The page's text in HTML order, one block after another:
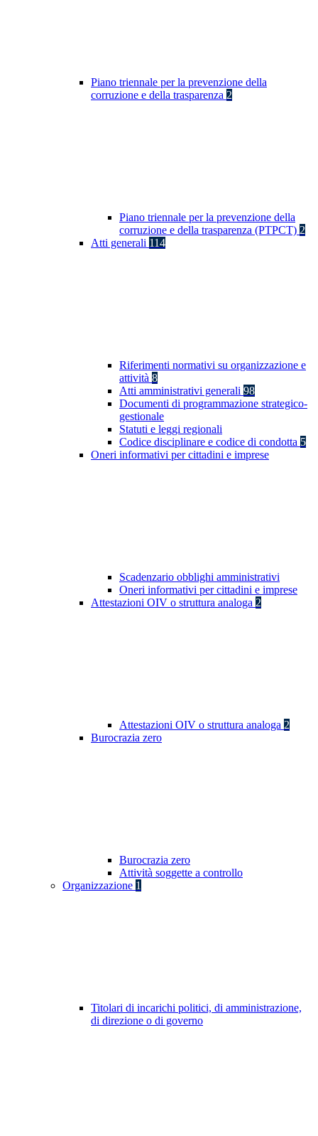
Piano triennale per la prevenzione della
corruzione e della trasparenza 2
Piano triennale per la prevenzione della
corruzione e della trasparenza (PTPCT) 2
Atti generali 114
Riferimenti normativi su organizzazione e
attività 8
Atti amministrativi generali 98
Documenti di programmazione strategico-
gestionale
Statuti e leggi regionali
Codice disciplinare e codice di condotta 5
Oneri informativi per cittadini e imprese
Scadenzario obblighi amministrativi
Oneri informativi per cittadini e imprese
Attestazioni OIV o struttura analoga 2
Attestazioni OIV o struttura analoga 2
Burocrazia zero
Burocrazia zero
Attività soggette a controllo
Organizzazione 1
Titolari di incarichi politici, di amministrazione,
di direzione o di governo